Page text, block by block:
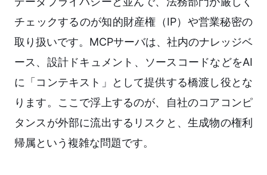
チェックするのが知的財産権（IP）や営業秘密の
取り扱いです。MCPサーバは、社内のナレッジベ
ース、設計ドキュメント、ソースコードなどをAI
に「コンテキスト」として提供する橋渡し役とな
ります。ここで浮上するのが、自社のコアコンピ
タンスが外部に流出するリスクと、生成物の権利
帰属という複雑な問題です。